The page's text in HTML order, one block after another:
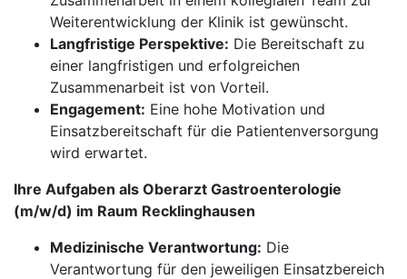
Weiterentwicklung der Klinik ist gewünscht.
Langfristige Perspektive: Die Bereitschaft zu
einer langfristigen und erfolgreichen
Zusammenarbeit ist von Vorteil.
Engagement: Eine hohe Motivation und
Einsatzbereitschaft für die Patientenversorgung
wird erwartet.
Ihre Aufgaben als Oberarzt Gastroenterologie
(m/w/d) im Raum Recklinghausen
Medizinische Verantwortung: Die
Verantwortung für den jeweiligen Einsatzbereich